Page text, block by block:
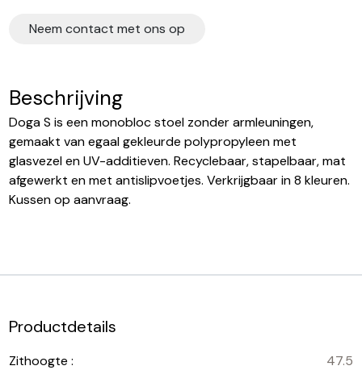
Neem contact met ons op
Beschrijving
Doga S is een monobloc stoel zonder armleuningen,
gemaakt van egaal gekleurde polypropyleen met
glasvezel en UV-additieven. Recyclebaar, stapelbaar, mat
afgewerkt en met antislipvoetjes. Verkrijgbaar in 8 kleuren.
Kussen op aanvraag.
Productdetails
Zithoogte :
47.5